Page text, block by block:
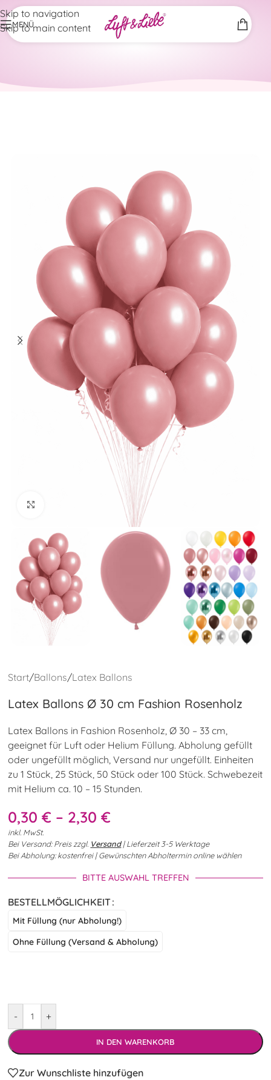
Skip to navigation
Skip to main content
MENÜ
Klick zum Vergrößern
Start/Ballons/Latex Ballons
Latex Ballons Ø 30 cm Fashion Rosenholz
Latex Ballons in Fashion Rosenholz, Ø 30 – 33 cm,
geeignet für Luft oder Helium Füllung. Abholung gefüllt
oder ungefüllt möglich, Versand nur ungefüllt. Einheiten
zu 1 Stück, 25 Stück, 50 Stück oder 100 Stück. Schwebezeit
mit Helium ca. 10 – 15 Stunden.
0,30€ – 2,30€
inkl. MwSt.
Bei Versand: Preis zzgl. Versand| Lieferzeit 3-5 Werktage
Bei Abholung: kostenfrei | Gewünschten Abholtermin online wählen
BITTE AUSWAHL TREFFEN
BESTELLMÖGLICHKEIT
Mit Füllung (nur Abholung!)
Ohne Füllung (Versand & Abholung)
- +
IN DEN WARENKORB
Zur Wunschliste hinzufügen